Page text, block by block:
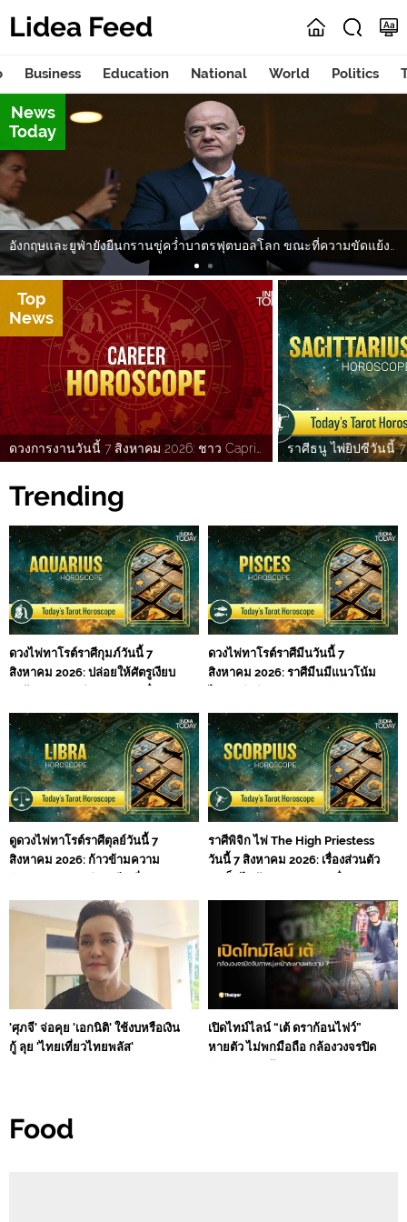
Lidea Feed
Business Education National World Politics
News
Today
Top
News
Trending
ดวงไพ่ทาโรต์ราศีกุมภ์วันนี้ 7
สิงหาคม 2026: ปล่อยให้ศัตรูเงียบ
เสียงจะยังมั่นคง
ดวงไพ่ทาโรต์ราศีมีนวันนี้ 7
สิงหาคม 2026: ราศีมีนมีแนวโน้ม
เหมาะกับการเดินทาง
ดูดวงไพ่ทาโรต์ราศีตุลย์วันนี้ 7
สิงหาคม 2026: ก้าวข้ามความ
ความดื้อรั้นและความโกรธ
ราศีพิจิก ไพ่ The High Priestess
วันนี้ 7 สิงหาคม 2026: เรื่องส่วนตัว
ตำแหน่งและเกียรติยศมีแนวโน้ม
'ศุภจี' จ่อคุย 'เอกนิติ' ใช้งบหรือเงิน
กู้ ลุย 'ไทยเที่ยวไทยพลัส'
เปิดไทม์ไลน์ “เต้ ดราก้อนไฟว์”
หายตัว ไม่พกมือถือ กล้องวงจรปิด
Food